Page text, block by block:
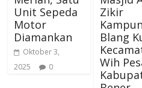
Unit Sepeda
Motor
Diamankan
Oktober 3,
2025
0
Zikir
Blang
Wih